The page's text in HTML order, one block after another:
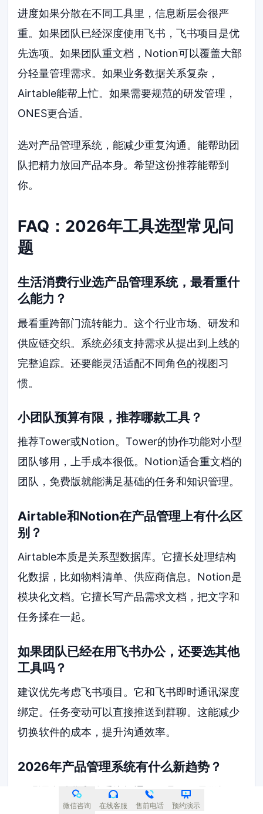
进度如果分散在不同工具里，信息断层会很严
重。如果团队已经深度使用飞书，飞书项目是优
先选项。如果团队重文档，Notion可以覆盖大部
分轻量管理需求。如果业务数据关系复杂，
Airtable能帮上忙。如果需要规范的研发管理，
ONES更合适。
选对产品管理系统，能减少重复沟通。能帮助团
队把精力放回产品本身。希望这份推荐能帮到
你。
FAQ：2026年工具选型常见问
题
生活消费行业选产品管理系统，最看重什
么能力？
最看重跨部门流转能力。这个行业市场、研发和
供应链交织。系统必须支持需求从提出到上线的
完整追踪。还要能灵活适配不同角色的视图习
惯。
小团队预算有限，推荐哪款工具？
推荐Tower或Notion。Tower的协作功能对小型
团队够用，上手成本很低。Notion适合重文档的
团队，免费版就能满足基础的任务和知识管理。
Airtable和Notion在产品管理上有什么区
别？
Airtable本质是关系型数据库。它擅长处理结构
化数据，比如物料清单、供应商信息。Notion是
模块化文档。它擅长写产品需求文档，把文字和
任务揉在一起。
如果团队已经在用飞书办公，还要选其他
工具吗？
建议优先考虑飞书项目。它和飞书即时通讯深度
绑定。任务变动可以直接推送到群聊。这能减少
切换软件的成本，提升沟通效率。
2026年产品管理系统有什么新趋势？
更强调自动化和跨系统打通。工具不再只做记
录，而是能自动触发后续动作。比如需求状态变
微信咨询 在线客服 售前电话 预约演示